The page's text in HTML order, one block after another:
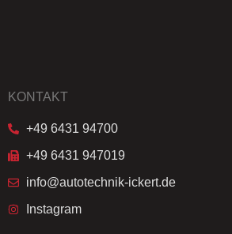
KONTAKT
+49 6431 94700
+49 6431 947019
info@autotechnik-ickert.de
Instagram